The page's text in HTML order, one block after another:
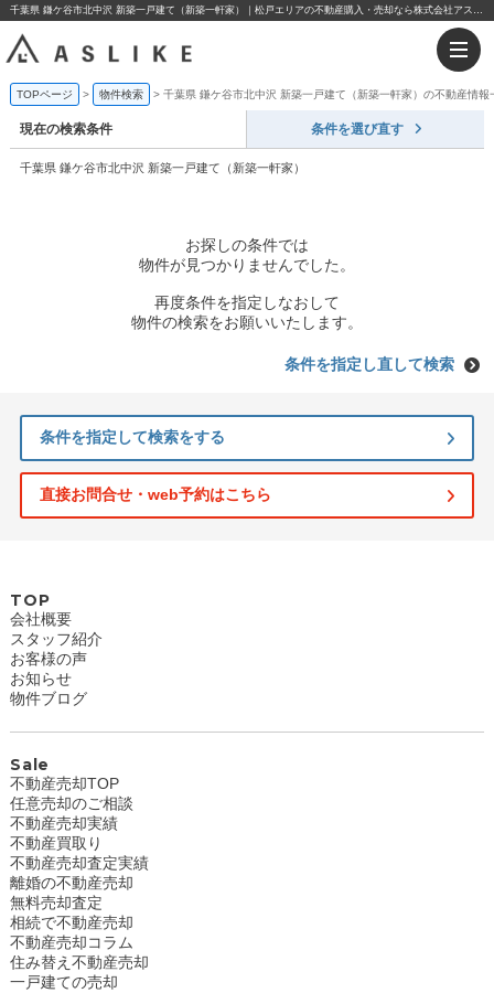
千葉県 鎌ケ谷市北中沢 新築一戸建て（新築一軒家）｜松戸エリアの不動産購入・売却なら株式会社アスライク
TOPページ 物件検索 千葉県 鎌ケ谷市北中沢 新築一戸建て（新築一軒家）の不動産情報
現在の検索条件 条件を選び直す
千葉県 鎌ケ谷市北中沢 新築一戸建て（新築一軒家）
お探しの条件では
物件が見つかりませんでした。
再度条件を指定しなおして
物件の検索をお願いいたします。
条件を指定し直して検索
条件を指定して検索をする
直接お問合せ・web予約はこちら
TOP
会社概要
スタッフ紹介
お客様の声
お知らせ
物件ブログ
Sale
不動産売却TOP
任意売却のご相談
不動産売却実績
不動産買取り
不動産売却査定実績
離婚の不動産売却
無料売却査定
相続で不動産売却
不動産売却コラム
住み替え不動産売却
一戸建ての売却